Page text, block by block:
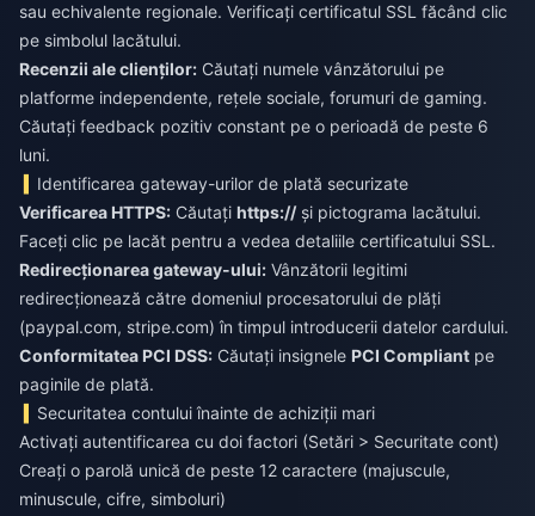
sau echivalente regionale. Verificați certificatul SSL făcând clic
pe simbolul lacătului.
Recenzii ale clienților: Căutați numele vânzătorului pe
platforme independente, rețele sociale, forumuri de gaming.
Căutați feedback pozitiv constant pe o perioadă de peste 6
luni.
Identificarea gateway-urilor de plată securizate
Verificarea HTTPS: Căutați https://și pictograma lacătului.
Faceți clic pe lacăt pentru a vedea detaliile certificatului SSL.
Redirecționarea gateway-ului: Vânzătorii legitimi
redirecționează către domeniul procesatorului de plăți
(paypal.com, stripe.com) în timpul introducerii datelor cardului.
Conformitatea PCI DSS: Căutați insignele PCI Compliant pe
paginile de plată.
Securitatea contului înainte de achiziții mari
Activați autentificarea cu doi factori (Setări > Securitate cont)
Creați o parolă unică de peste 12 caractere (majuscule,
minuscule, cifre, simboluri)